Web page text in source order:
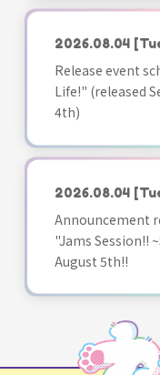
2026.08.04
Release event
Life!" (released
4th)
2026.08.04
Announcement
"Jams Session!!
August 5th!!